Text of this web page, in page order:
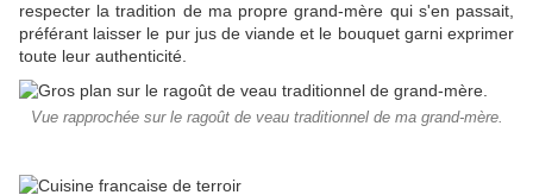
respecter la tradition de ma propre grand-mère qui s'en passait,
préférant laisser le pur jus de viande et le bouquet garni exprimer
toute leur authenticité.
Vue rapprochée sur le ragoût de veau traditionnel de ma grand-mère.